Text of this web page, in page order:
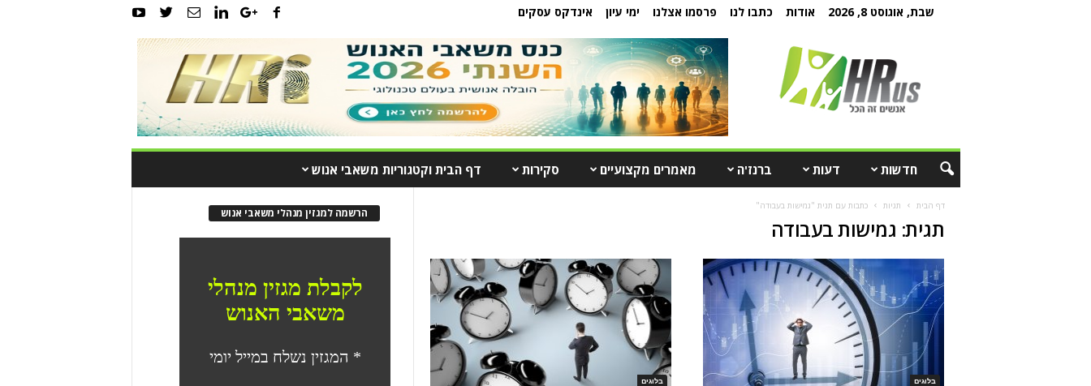
שבת, אוגוסט 8, 2026 אודות כתבו לנו פרסמו אצלנו ימי עיון אינדקס עסקים
חדשות דעות ברנז'ה מאמרים מקצועיים סקירות דף הבית וקטגוריות משאבי אנוש
דף הבית תגיות כתבות עם תגית "גמישות בעבודה"
תגית: גמישות בעבודה
בלוגים בלוגים
הרשמה למגזין מנהלי משאבי אנוש